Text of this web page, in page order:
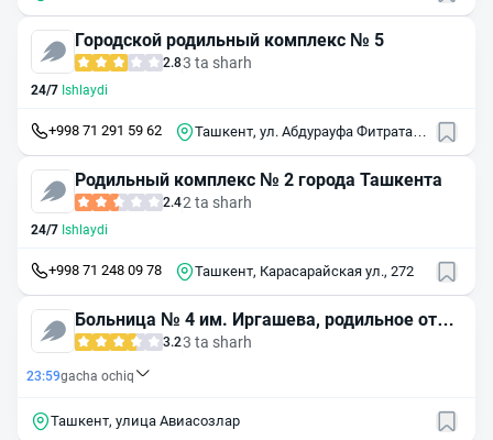
Городской родильный комплекс № 5
2.83 ta sharh
24/7 Ishlaydi
+998 71 291 59 62
Ташкент, ул. Абдурауфа Фитрата,
Родильный комплекс № 2 города Ташкента
2.42 ta sharh
24/7 Ishlaydi
+998 71 248 09 78 Ташкент, Карасарайская ул., 272
Больница № 4 им. Иргашева, родильное отде
ление
3.23 ta sharh
23:59gacha ochiq
Ташкент, улица Авиасозлар